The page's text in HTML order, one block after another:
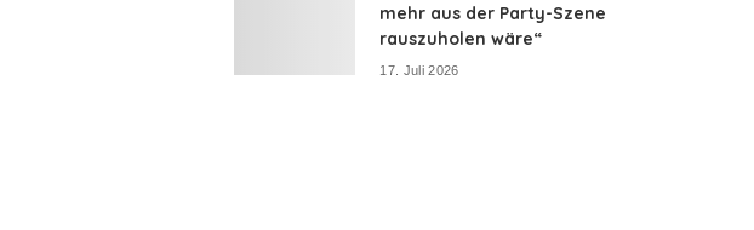
mehr aus der Party-Szene
rauszuholen wäre“
17. Juli 2026